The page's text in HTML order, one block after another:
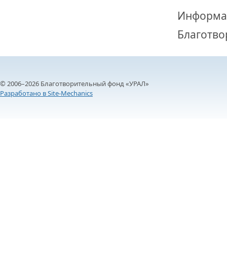
© 2006–2026 Благотворительный фонд «УРАЛ»
Разработано в Site-Mechanics